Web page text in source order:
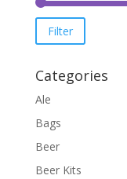
Filter
Categories
Ale
Bags
Beer
Beer Kits